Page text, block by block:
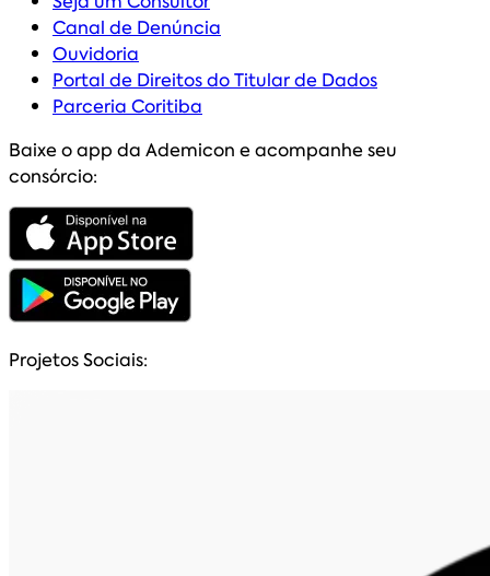
Canal de Denúncia
Ouvidoria
Portal de Direitos do Titular de Dados
Parceria Coritiba
Baixe o app da Ademicon e acompanhe seu
consórcio:
Projetos Sociais: